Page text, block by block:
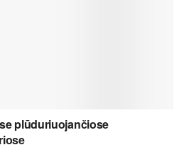
plūduriuojančiose